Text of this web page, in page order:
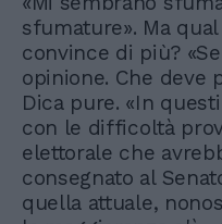
sfumature». Ma
convince di più?
opinione. Che deve
Dica pure. «In
con le difficoltà
elettorale che
consegnato al
quella attuale,